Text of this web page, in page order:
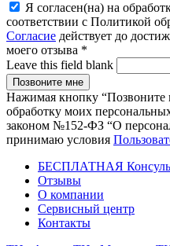
Я согласен(на) на
соответствии с Политикой
Согласие действует до
моего отзыва *
Leave this field blank
Нажимая кнопку “Позвоните
обработку моих
законом №152-ФЗ “О
принимаю условия
БЕСПЛАТНАЯ
Отзывы
О компании
Сервисный центр
Контакты